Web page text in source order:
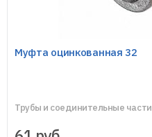
Муфта оцинкованная 32
Трубы и соединительные части